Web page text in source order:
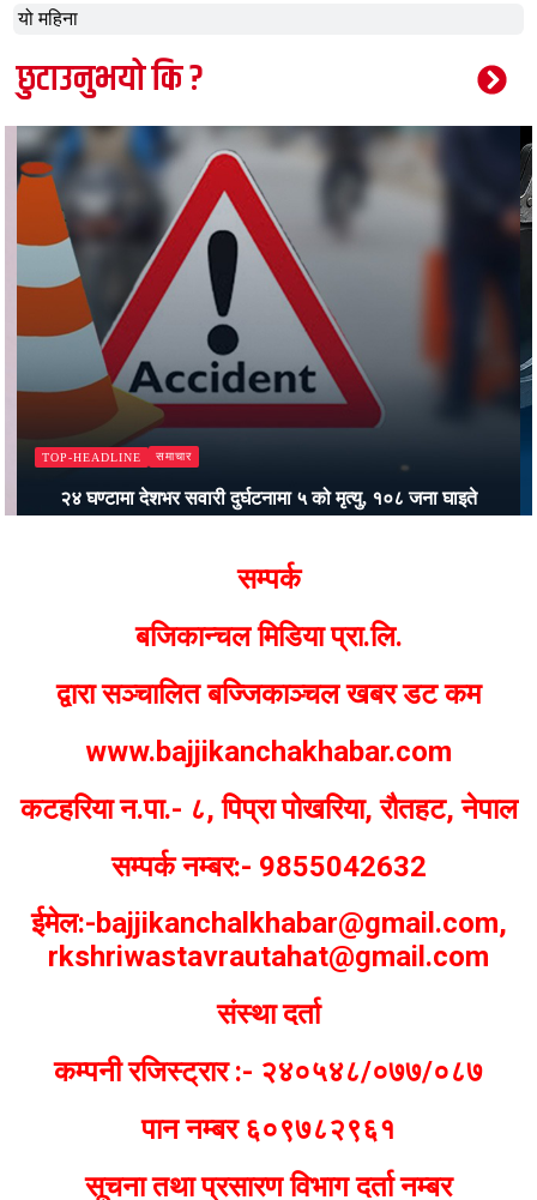
यो महिना
छुटाउनुभयो कि ?
TOP-HEADLINE समाचार
२४ घण्टामा देशभर सवारी दुर्घटनामा ५ को मृत्यु, १०८ जना घाइते
सम्पर्क
बजिकान्चल मिडिया प्रा.लि.
द्वारा सञ्चालित बज्जिकाञ्चल खबर डट कम
www.bajjikanchakhabar.com
कटहरिया न.पा.- ८, पिप्रा पोखरिया, रौतहट, नेपाल
सम्पर्क नम्बर:- 9855042632
ईमेल:-bajjikanchalkhabar@gmail.com,
rkshriwastavrautahat@gmail.com
संस्था दर्ता
कम्पनी रजिस्ट्रार :- २४०५४८/०७७/०८७
पान नम्बर ६०९७८२९६१
सूचना तथा प्रसारण विभाग दर्ता नम्बर